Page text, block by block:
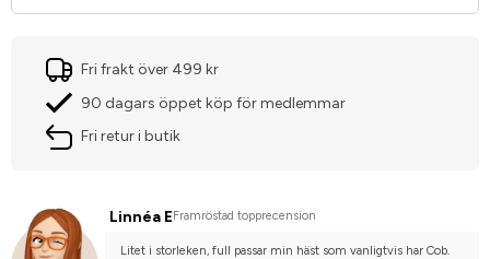
Fri frakt över 499 kr
90 dagars öppet köp för medlemmar
Fri retur i butik
Linnéa E Framröstad topprecension
Litet i storleken, full passar min häst som vanligtvis har Cob.